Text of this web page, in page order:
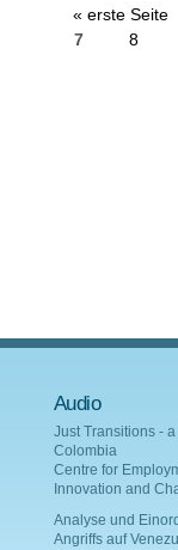
« erste Seite
7
8
Audio
Just Transitions -
Colombia
Centre for
Innovation and
Analyse und
Angriffs auf